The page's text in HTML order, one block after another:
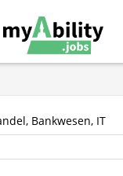
Bankwesen, IT